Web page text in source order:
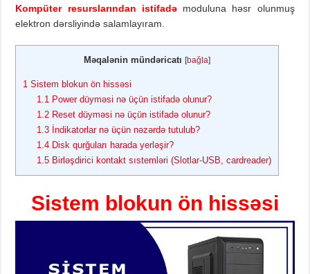
Kompüter resurslarından istifadə moduluna həsr olunmuş
elektron dərsliyində salamlayıram.
Məqalənin mündəricatı [bağla]
1 Sistem blokun ön hissəsi
1.1 Power düyməsi nə üçün istifadə olunur?
1.2 Reset düyməsi nə üçün istifadə olunur?
1.3 İndikatorlar nə üçün nəzərdə tutulub?
1.4 Disk qurğuları harada yerləşir?
1.5 Birləşdirici kontakt sıstemləri (Slotlar-USB, cardreader)
Sistem blokun ön hissəsi